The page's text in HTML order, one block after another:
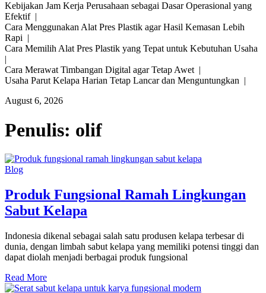
Kebijakan Jam Kerja Perusahaan sebagai Dasar Operasional yang
Efektif |
Cara Menggunakan Alat Pres Plastik agar Hasil Kemasan Lebih
Rapi |
Cara Memilih Alat Pres Plastik yang Tepat untuk Kebutuhan Usaha
|
Cara Merawat Timbangan Digital agar Tetap Awet |
Usaha Parut Kelapa Harian Tetap Lancar dan Menguntungkan |
August 6, 2026
Penulis: olif
Blog
Produk Fungsional Ramah Lingkungan
Sabut Kelapa
Indonesia dikenal sebagai salah satu produsen kelapa terbesar di
dunia, dengan limbah sabut kelapa yang memiliki potensi tinggi dan
dapat diolah menjadi berbagai produk fungsional
Read More